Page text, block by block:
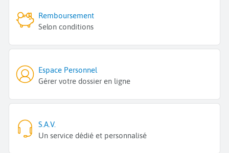
Remboursement
Selon conditions
Espace Personnel
Gérer votre dossier en ligne
S.A.V.
Un service dédié et personnalisé